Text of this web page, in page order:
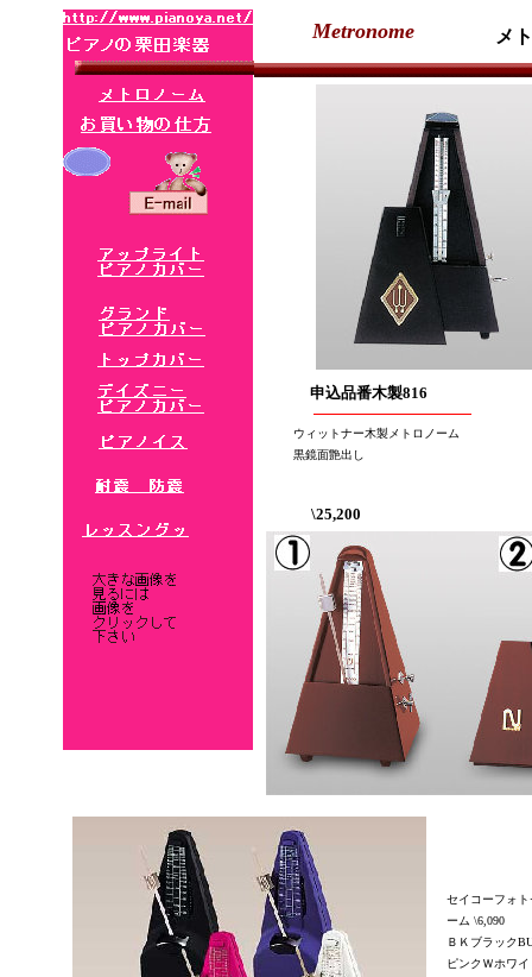
Metronome メ
申込品番木製816
ウィットナー木製メトロノーム
黒鏡面艶出し
\25,200
セイコーフォ
ーム \6,090
ＢＫブラック
ピンクＷホワイ